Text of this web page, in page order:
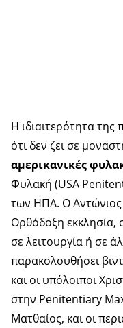
Η ιδιαιτερότητα της
ότι δεν ζει σε
αμερικανικές
Φυλακή (USA
των ΗΠΑ. Ο Αντώνιος
Ορθόδοξη εκκλησία,
σε λειτουργία ή σε
παρακολουθήσει
και οι υπόλοιποι
στην Penitentiary
Ματθαίος, και οι